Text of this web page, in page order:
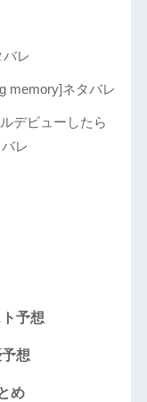
レ
memory]ネタバレ
デビューしたら
レ
予想
想
め